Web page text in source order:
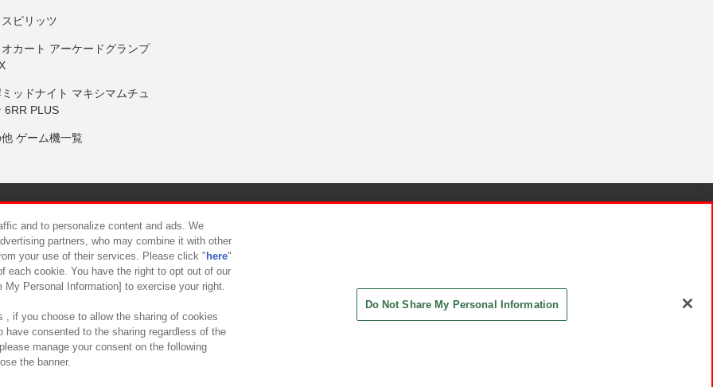
ピリッツ
カート アーケードグランプ
ッドナイト マキシマムチュ
6RR PLUS
ゲーム機一覧
について カスタマーハラスメント対応方針
and to personalize content and ads. We
partners, who may combine it with other
your use of their services. Please click " here"
each cookie. You have the right to opt out of our
Personal Information] to exercise your right.
, if you choose to allow the sharing of cookies
have consented to the sharing regardless of the
manage your consent on the following
the banner.
Do Not Share My Personal Information